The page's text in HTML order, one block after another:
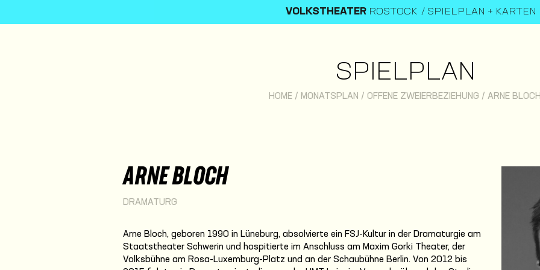
VOLKSTHEATER ROSTOCK SPIELPLAN + KARTEN
SPIELPLAN
HOME / MONATSPLAN / OFFENE ZWEIERBEZIEHUNG / ARNE
ARNE BLOCH
DRAMATURG
Arne Bloch, geboren 1990 in Lüneburg, absolvierte ein FSJ-Kultur in der Dramaturgie am
Staatstheater Schwerin und hospitierte im Anschluss am Maxim Gorki Theater, der
Volksbühne am Rosa-Luxemburg-Platz und an der Schaubühne Berlin. Von 2012 bis